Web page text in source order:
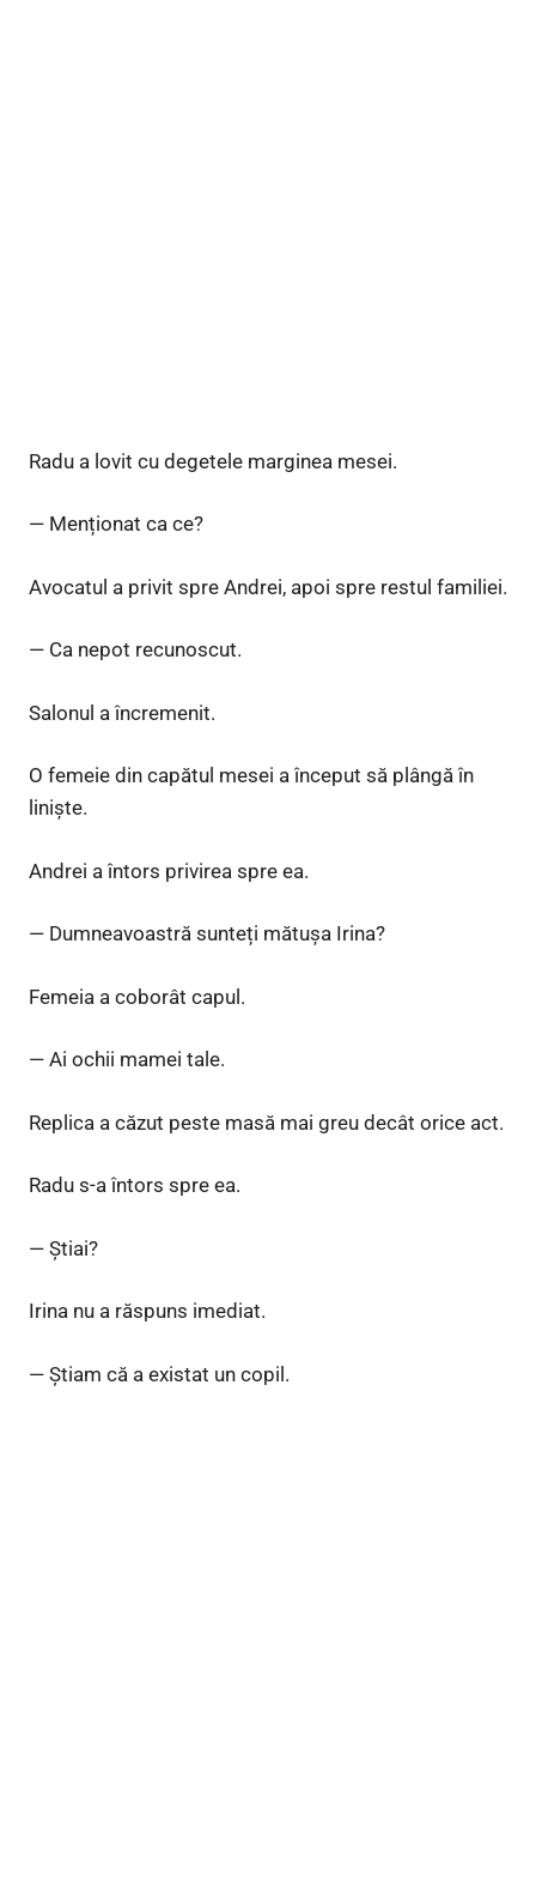
Radu a lovit cu degetele marginea mesei.
— Menționat ca ce?
Avocatul a privit spre Andrei, apoi spre restul familiei.
— Ca nepot recunoscut.
Salonul a încremenit.
O femeie din capătul mesei a început să plângă în
liniște.
Andrei a întors privirea spre ea.
— Dumneavoastră sunteți mătușa Irina?
Femeia a coborât capul.
— Ai ochii mamei tale.
Replica a căzut peste masă mai greu decât orice act.
Radu s-a întors spre ea.
— Știai?
Irina nu a răspuns imediat.
— Știam că a existat un copil.